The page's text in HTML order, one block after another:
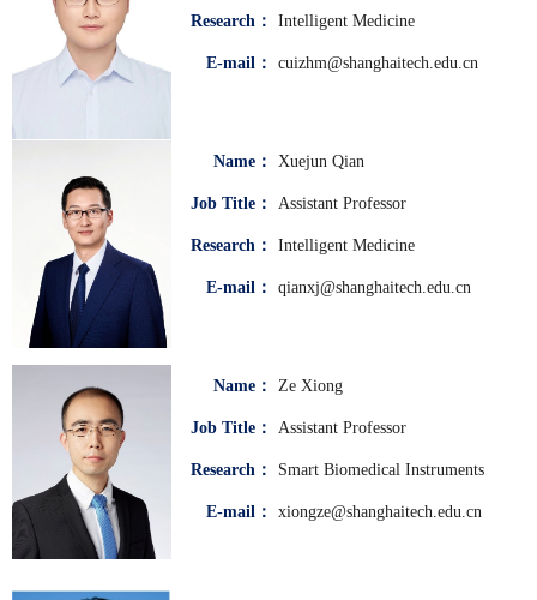
Research： Intelligent Medicine
E-mail： cuizhm@shanghaitech.edu.cn
Name： Xuejun Qian
Job Title： Assistant Professor
Research： Intelligent Medicine
E-mail： qianxj@shanghaitech.edu.cn
Name： Ze Xiong
Job Title： Assistant Professor
Research： Smart Biomedical Instruments
E-mail： xiongze@shanghaitech.edu.cn